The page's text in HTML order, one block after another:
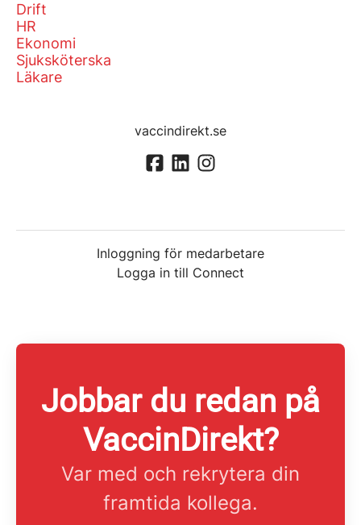
Drift
HR
Ekonomi
Sjuksköterska
Läkare
vaccindirekt.se
Inloggning för medarbetare
Logga in till Connect
Jobbar du redan på
VaccinDirekt?
Var med och rekrytera din
framtida kollega.